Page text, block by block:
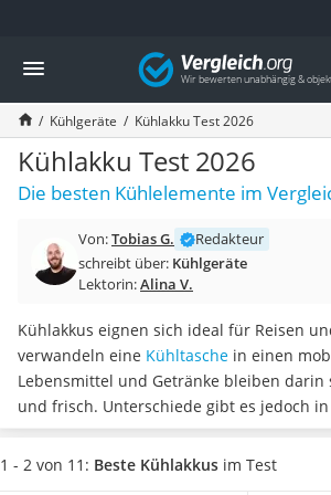
Die beliebtesten Vergleiche nach Kategorie
Haushalt
Wassersprudler
Zentralstaubsauger
Brotbackautomat
Wischroboter
Wäschespinne
Spülmaschinentabs
Akku-Staubsauger
AEG-Waschmaschine
Saug-Wisch-Roboter
Handstaubsauger
Milchaufschäumer
Kondenstrockner
Reiskocher
Vergleich
Kühlgeräte Kühlakku Test 2026
Kühlakku Test 2026
Die besten Kühlelemente im
Von:Tobias G.
Redakteur
schreibt über: Kühlgeräte
Lektorin:Alina V.
Kühlakkus eignen sich ideal für Reisen
verwandeln eine Kühltasche in einen
Lebensmittel und Getränke bleiben
und frisch. Unterschiede gibt es jedoch
Kühlleistung. In unserem Test
unterschiedliche Kühlakkus verschiedener
1 - 2 von 11: Beste Kühlakkus im Test